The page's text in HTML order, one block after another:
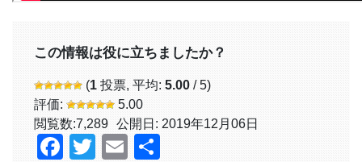
この情報は役に立ちましたか？
(1 投票, 平均: 5.00 / 5)
評価:
5.00
閲覧数:7,289 公開日: 2019年12月06日
Facebook
Twitter
Email